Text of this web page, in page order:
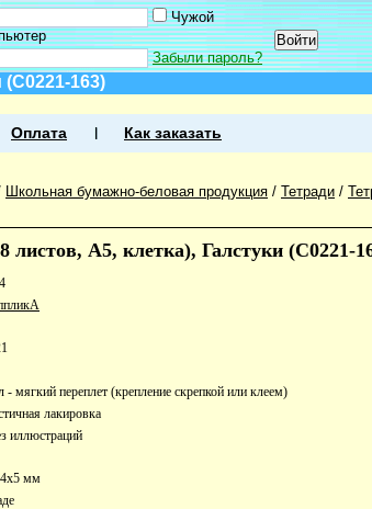
Чужой
Забыли пароль?
(С0221-163)
Оплата Как заказать
Школьная бумажно-беловая продукция / Тетради /
листов, А5, клетка), Галстуки (С0221-
мягкий переплет (крепление скрепкой или клеем)
лакировка
иллюстраций
мм